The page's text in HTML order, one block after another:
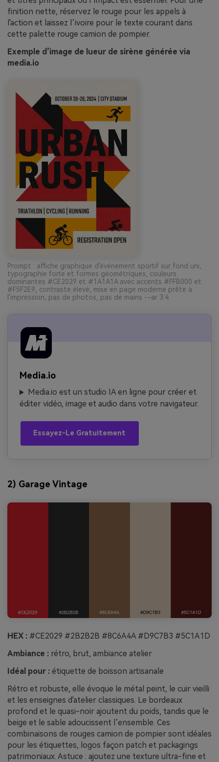
finition nette, réservez le rouge pour les appels à
l'action et laissez l’ivoire pour le texte courant dans
cette palette rouge camion de pompier.
Exemple d’image de lueur de sirène générée via
media.io
Prompt : affiche graphique d'événement sportif sur fond uni,
typographie forte et formes géométriques, couleurs
dominantes #CE2029 et #1A1A1A avec accents #FFB000 et
#F5F2E9, contraste élevé, mise en page moderne prête à
l'impression, pas de photos, pas de mains --ar 3:4
Media.io
Media.io est un studio IA en ligne pour créer et
éditer vidéo, image et audio dans votre navigateur.
Essayez-Le Gratuitement
2) Garage Vintage
HEX : #CE2029 #2B2B2B #8C6A4A #D9C7B3 #5C1A1D
Ambiance : rétro, brut, ambiance atelier
Idéal pour : étiquette de boisson artisanale
Rétro et robuste, elle évoque le métal peint, le cuir vieilli
et les enseignes d'atelier classiques. Le bordeaux
profond et le quasi-noir ajoutent du poids, tandis que le
beige et le sable adoucissent l’ensemble. Ces
combinaisons de rouges camion de pompier sont idéales
pour les étiquettes, logos façon patch et packagings
patrimoniaux. Astuce : ajoutez une texture ultra-fine et